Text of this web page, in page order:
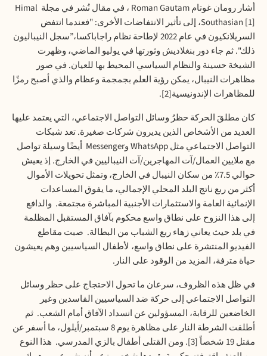
أشار رومانغوتام ، في مقالنُشر في مجلة Himal
Southasian [1]،إلىتأثير الانتفاضات الأخرى: "فعندما انتفض
السريلانكيون في عام لإطاحة نظامراجاباكسا،”سجل النيباليون
ذلك".ثم جاء دور بنغلاديش وثورتها فييوليو الماضي، وظهرت
الشيخة حسينة والنظام السياسي المحيط بها للعيان. في صور
مظاهرات النيبال،يمكنرؤية العلم بجمجمة وعظام والذي أصبحرمزًا
للمظاهرات الإندونيسية[2].
كان مطلقَالحركة حظرُ وسائل التواصل الاجتماعي، التييعتمد عليها
العديد من الأشخاص الذينيديرون شركات صغيرة.تعد شبكات
التواصل الاجتماعي مثل وMessenger أيضًا وسيلةتواصل
مع ملايين العمال/آت المهاجرين/آت النيباليين في الخارج.إذيعيش
حوالي
٪ من سكان النيبال في الخارج، وتمثلتحويلات الأموال
أكثر منربع ناتج البلد المحلي الإجمالي، مايفوقالمساعدات
الإنمائية العامة والاستثمارات الأجنبية المباشرة مجتمعة. والدافع
إلى هذا النزوح على نطاقواسع محكوم بآفاقالمستقبل المظلمة
في بلد حيثيعانيزهاءربع الشباب من البطالة. صبت مقاطع
الفيديو المنتشرة على نطاقواسع، لأطفال السياسيين وهميعيشون
حياة مترفة، المزيد من الوقود على النار.
في ظل هذه الظروف، سرعان ماتحول الاحتجاج على حظر وسائل
التواصل الاجتماعيإلى حركة ضد السياسيين الفاسدين وغير
الخاضعين للرقابة، المسؤولين عن انسداد الآفاقأمام الشعب. ثم
أطلقت الشرطة النار على مظاهرةيوم سبتمبر/أيلول، ما أسفر عن
مقتل
شخصاً [3]. ومن القتلى أطفال بالزي المدرسي. هذا النوع